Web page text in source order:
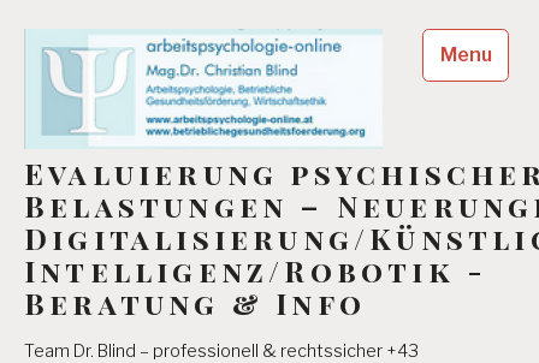
content
Evaluierung
Belastungen –
Digitalisierung/
Intelligenz/Robotik -
Beratung & Info
Team Dr. Blind – professionell & rechtssicher +43
Menu